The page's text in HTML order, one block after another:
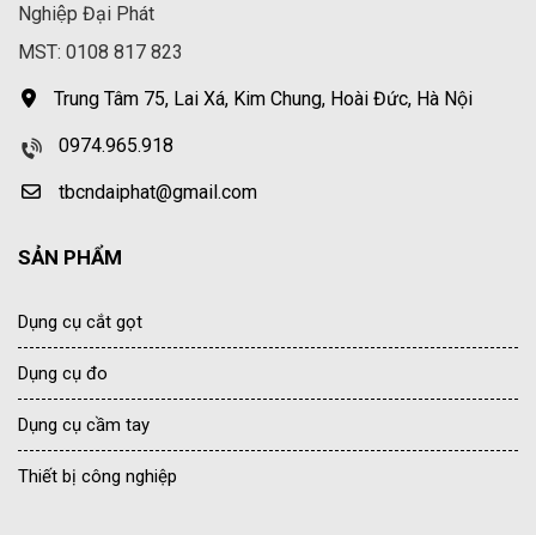
Nghiệp Đại Phát
MST: 0108 817 823
Trung Tâm 75, Lai Xá, Kim Chung, Hoài Đức, Hà Nội
0974.965.918
tbcndaiphat@gmail.com
SẢN PHẨM
Dụng cụ cắt gọt
Dụng cụ đo
Dụng cụ cầm tay
Thiết bị công nghiệp